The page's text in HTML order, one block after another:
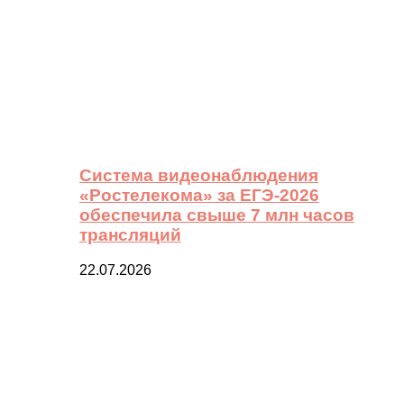
Система видеонаблюдения
«Ростелекома» за ЕГЭ-2026
обеспечила свыше 7 млн часов
трансляций
22.07.2026